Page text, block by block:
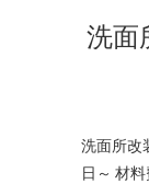
洗
洗面所
日～